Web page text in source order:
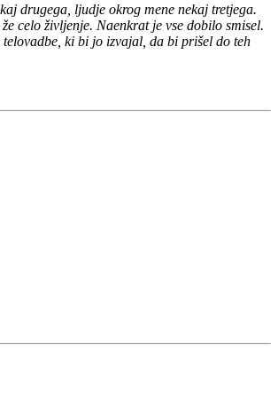
drugega, ljudje okrog mene nekaj tretjega.
celo življenje. Naenkrat je vse dobilo smisel.
ki bi jo izvajal, da bi prišel do teh